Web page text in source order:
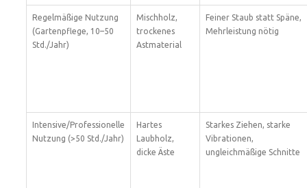
Regelmäßige Nutzung
(Gartenpflege, 10–50
Std./Jahr)
Mischholz,
trockenes
Astmaterial
Feiner Staub statt Späne,
Mehrleistung nötig
Intensive/Professionelle
Nutzung (>50 Std./Jahr)
Hartes
Laubholz,
dicke Äste
Starkes Ziehen, starke
Vibrationen,
ungleichmäßige Schnitte